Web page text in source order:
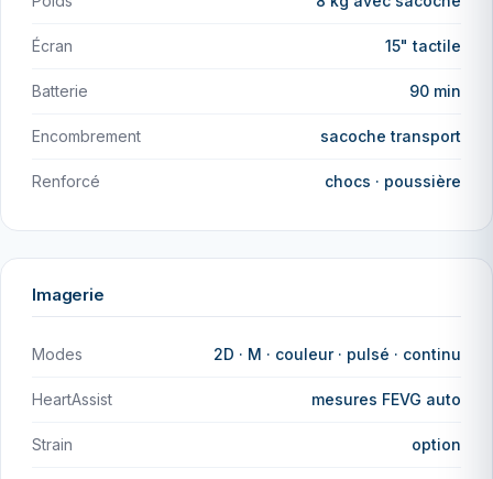
Écran 15" tactile
Batterie 90 min
Encombrement sacoche transport
Renforcé chocs · poussière
Imagerie
Modes 2D · M · couleur · pulsé · continu
HeartAssist mesures FEVG auto
Strain option